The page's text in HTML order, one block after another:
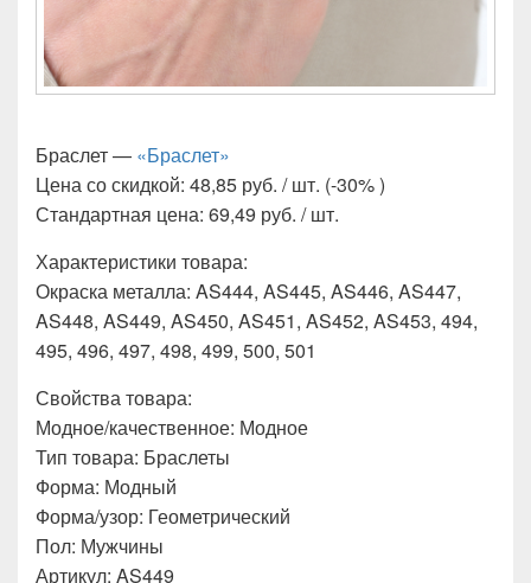
Браслет — «Браслет»
Цена со скидкой: 48,85 руб. / шт. (-30% )
Стандартная цена: 69,49 руб. / шт.
Характеристики товара:
Окраска металла: AS444, AS445, AS446, AS447,
AS448, AS449, AS450, AS451, AS452, AS453, 494,
495, 496, 497, 498, 499, 500, 501
Свойства товара:
Модное/качественное: Модное
Тип товара: Браслеты
Форма: Модный
Форма/узор: Геометрический
Пол: Мужчины
Артикул: AS449